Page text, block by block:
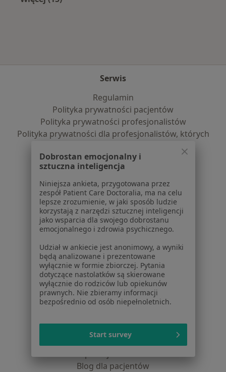
Serwis
Regulamin
Polityka prywatności pacjentów
Polityka prywatności profesjonalistów
Polityka prywatności dla profesjonalistów, których
Polityka cookies
Jak działają wyniki wyszukiwania
Dostępność
O nas
Praca Rekrutujemy!
Partnerzy
Centrum prasowe
Kontakt
Dla pacjentów
Lekarze
Placówki medyczne
Pytania i odpowiedzi
Choroby
Blog dla pacjentów
Dobrostan emocjonalny i
sztuczna inteligencja
Niniejsza ankieta, przygotowana przez
zespół Patient Care Doctoralia, ma na celu
lepsze zrozumienie, w jaki sposób ludzie
korzystają z narzędzi sztucznej inteligencji
jako wsparcia dla swojego dobrostanu
emocjonalnego i zdrowia psychicznego.
Udział w ankiecie jest anonimowy, a wyniki
będą analizowane i prezentowane
wyłącznie w formie zbiorczej. Pytania
dotyczące nastolatków są skierowane
wyłącznie do rodziców lub opiekunów
prawnych. Nie zbieramy informacji
bezpośrednio od osób niepełnoletnich.
Start survey